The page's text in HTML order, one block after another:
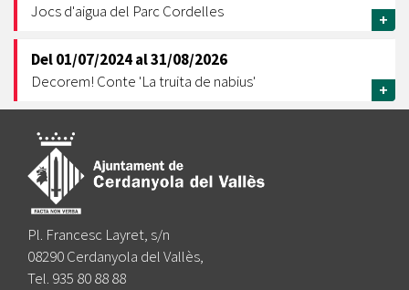
Jocs d'aigua del Parc Cordelles
+
Del01/07/2024al31/08/2026
Decorem! Conte 'La truita de nabius'
+
Pl. Francesc Layret, s/n
08290 Cerdanyola del Vallès,
Tel. 935 80 88 88